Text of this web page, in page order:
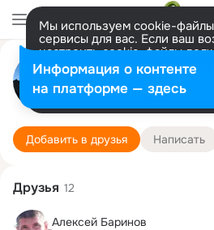
Мы используем cookie-
сервисы для вас. Если ваш
настроить cookie-файлы
представитель. Больше
Разрешить все Настроить
Алексей Баринов
Таллин 24 марта
Подробнее
Добавить в друзья Написать
Друзья 12
Алексей Баринов
Информация о контенте
на платформе — здесь